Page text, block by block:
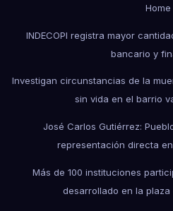
Home
INDECOPI registra mayor
bancario y
Investigan circunstancias de la
sin vida en el barrio
José Carlos Gutiérrez:
representación directa
Más de 100 instituciones
desarrollado en la plaza